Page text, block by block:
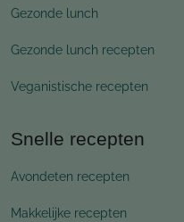
Gezonde lunch
Gezonde lunch recepten
Veganistische recepten
Snelle recepten
Avondeten recepten
Makkelijke recepten